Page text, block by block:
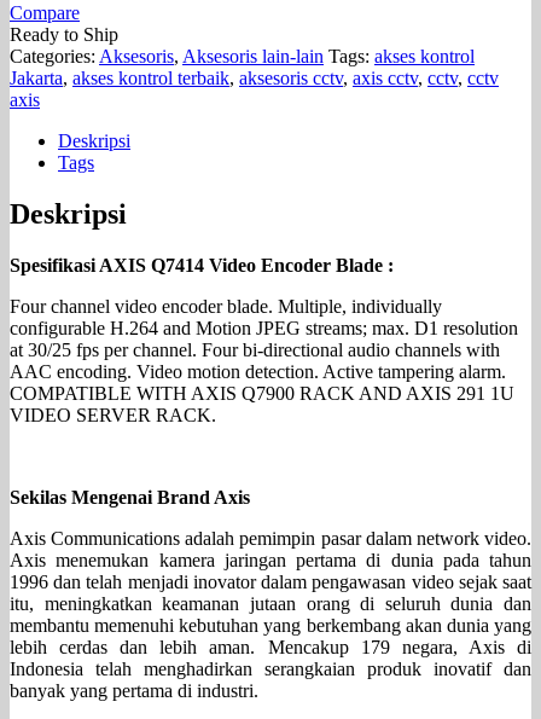
Compare
Ready to Ship
Categories: Aksesoris, Aksesoris lain-lain Tags: akses kontrol
Jakarta, akses kontrol terbaik, aksesoris cctv, axis cctv, cctv, cctv
axis
Deskripsi
Tags
Deskripsi
Spesifikasi AXIS Q7414 Video Encoder Blade :
Four channel video encoder blade. Multiple, individually
configurable H.264 and Motion JPEG streams; max. D1 resolution
at 30/25 fps per channel. Four bi-directional audio channels with
AAC encoding. Video motion detection. Active tampering alarm.
COMPATIBLE WITH AXIS Q7900 RACK AND AXIS 291 1U
VIDEO SERVER RACK.
Sekilas Mengenai Brand Axis
Axis Communications adalah pemimpin pasar dalam network video.
Axis menemukan kamera jaringan pertama di dunia pada tahun
1996 dan telah menjadi inovator dalam pengawasan video sejak saat
itu, meningkatkan keamanan jutaan orang di seluruh dunia dan
membantu memenuhi kebutuhan yang berkembang akan dunia yang
lebih cerdas dan lebih aman. Mencakup 179 negara, Axis di
Indonesia telah menghadirkan serangkaian produk inovatif dan
banyak yang pertama di industri.